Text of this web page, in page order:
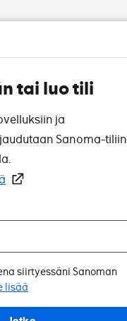
tai luo tili
ja
Sanoma-tiliin
siirtyessäni Sanoman
lisää